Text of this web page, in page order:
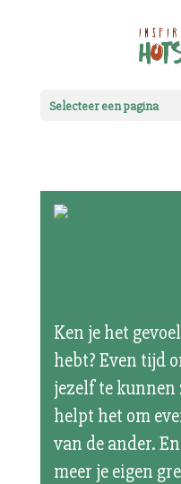
Selecteer een pagina
Ken je het
hebt? Even tijd
jezelf te
helpt het om
van de ander.
meer je eigen